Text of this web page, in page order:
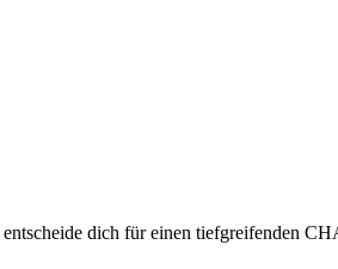
dich für einen tiefgreifenden